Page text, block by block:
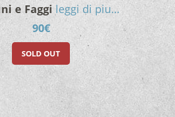
e Faggi leggi di piu…
90€
SOLD OUT